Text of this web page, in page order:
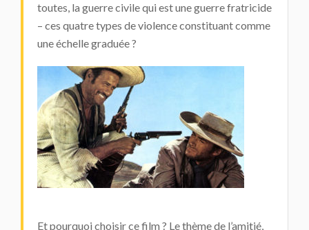
toutes, la guerre civile qui est une guerre fratricide
– ces quatre types de violence constituant comme
une échelle graduée ?
Et pourquoi choisir ce film ? Le thème de l’amitié,